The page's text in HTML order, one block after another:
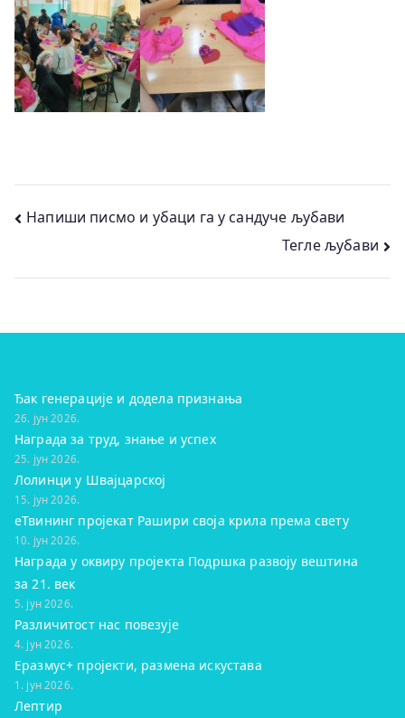
Кретање
Напиши писмо и убаци га у сандуче љубави
Тегле љубави
Ђак генерације и додела признања
26. јун 2026.
Награда за труд, знање и успех
25. јун 2026.
Лолинци у Швајцарској
15. јун 2026.
eТвининг пројекат Рашири своја крила према свету
10. јун 2026.
Награда у оквиру пројекта Подршка развоју вештина
за 21. век
5. јун 2026.
Различитост нас повезује
4. јун 2026.
Еразмус+ пројекти, размена искустава
1. јун 2026.
Лептир